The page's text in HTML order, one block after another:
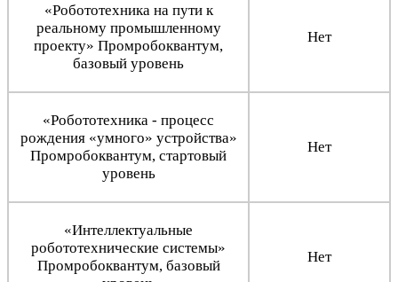
«Робототехника на пути к
реальному промышленному
проекту» Промробоквантум,
базовый уровень
Нет
«Робототехника - процесс
рождения «умного» устройства»
Промробоквантум, стартовый
уровень
Нет
«Интеллектуальные
робототехнические системы»
Промробоквантум, базовый
Нет